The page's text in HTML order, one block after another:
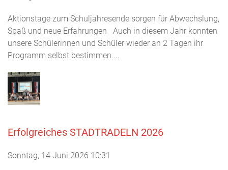
Aktionstage zum Schuljahresende sorgen für Abwechslung,
Spaß und neue Erfahrungen Auch in diesem Jahr konnten
unsere Schülerinnen und Schüler wieder an 2 Tagen ihr
Programm selbst bestimmen....
Erfolgreiches STADTRADELN 2026
Sonntag, 14 Juni 2026 10:31